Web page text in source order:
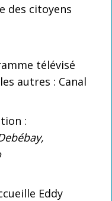
des citoyens
télévisé
autres : Canal
:
Eddy